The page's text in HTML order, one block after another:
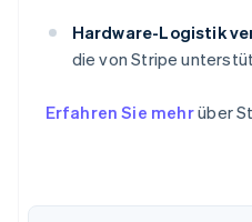
Hardware-Logistik
die von Stripe
Erfahren Sie mehrüber